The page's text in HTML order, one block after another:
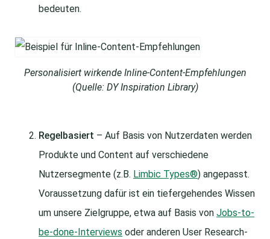
bedeuten.
Personalisiert wirkende Inline-Content-Empfehlungen
(Quelle: DY Inspiration Library)
Regelbasiert – Auf Basis von Nutzerdaten werden
Produkte und Content auf verschiedene
Nutzersegmente (z.B. Limbic Types®) angepasst.
Voraussetzung dafür ist ein tiefergehendes Wissen
um unsere Zielgruppe, etwa auf Basis von Jobs-to-
be-done-Interviews oder anderen User Research-